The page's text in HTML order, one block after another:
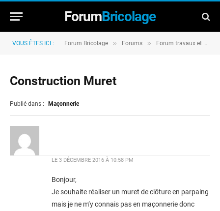
ForumBricolage
VOUS ÊTES ICI : Forum Bricolage » Forums » Forum travaux et rénovation
Construction Muret
Publié dans : Maçonnerie
LE 3 DÉCEMBRE 2016 À 10:58 PM
Bonjour,
Je souhaite réaliser un muret de clôture en parpaing
mais je ne m’y connais pas en maçonnerie donc